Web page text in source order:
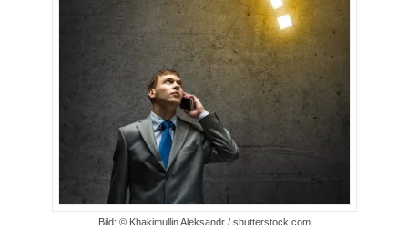
Bild: © Khakimullin Aleksandr / shutterstock.com